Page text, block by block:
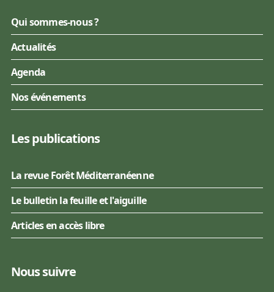
Qui sommes-nous ?
Actualités
Agenda
Nos événements
Les publications
La revue Forêt Méditerranéenne
Le bulletin la feuille et l'aiguille
Articles en accès libre
Nous suivre